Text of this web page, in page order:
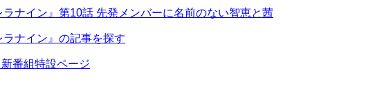
ラナイン』第10話 先発メンバーに名前のない智恵と茜
ナイン』の記事を探す
番組特設ページ